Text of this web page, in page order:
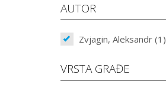
AUTOR
Zvjagin, Aleksandr (1)
VRSTA GRAĐE